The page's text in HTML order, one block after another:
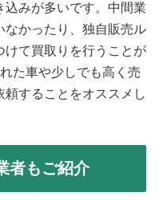
込みが多いです。中間業
なかったり、独自販売ル
けて買取りを行うことが
た車や少しでも高く売
することをオススメし
者もご紹介